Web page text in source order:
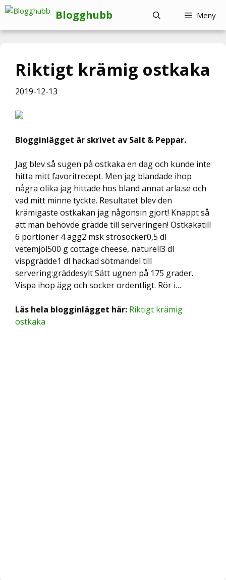
Hoppa
innehåll
Blogghubb Meny
Riktigt krämig ostkaka
2019-12-13
Blogginlägget är skrivet av Salt & Peppar.
Jag blev så sugen på ostkaka en dag och kunde inte
hitta mitt favoritrecept. Men jag blandade ihop
några olika jag hittade hos bland annat arla.se och
vad mitt minne tyckte. Resultatet blev den
krämigaste ostkakan jag någonsin gjort! Knappt så
att man behövde grädde till serveringen! Ostkakatill
6 portioner 4 ägg2 msk strösocker0,5 dl
vetemjöl500 g cottage cheese, naturell3 dl
vispgrädde1 dl hackad sötmandel till
servering:gräddesylt Sätt ugnen på 175 grader.
Vispa ihop ägg och socker ordentligt. Rör i…
Läs hela blogginlägget här: Riktigt krämig
ostkaka